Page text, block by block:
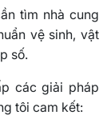
tìm nhà cung
vệ sinh, vật
số.
các giải pháp
tôi cam kết: